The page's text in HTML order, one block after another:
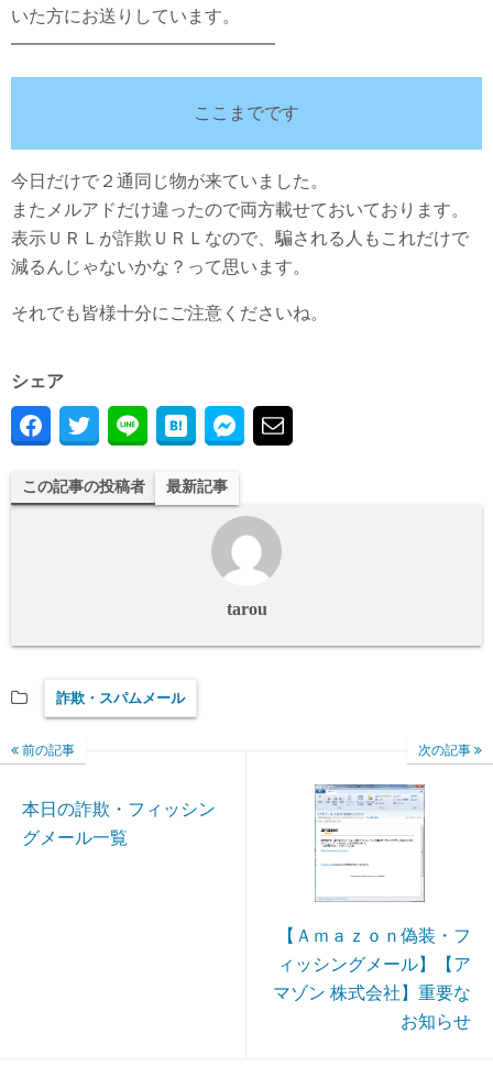
いた方にお送りしています。
━━━━━━━━━━━━━━━
ここまでです
今日だけで２通同じ物が来ていました。
またメルアドだけ違ったので両方載せておいております。
表示ＵＲＬが詐欺ＵＲＬなので、騙される人もこれだけで
減るんじゃないかな？って思います。
それでも皆様十分にご注意くださいね。
シェア
この記事の投稿者 最新記事
tarou
詐欺・スパムメール
前の記事
本日の詐欺・フィッシン
グメール一覧
次の記事
【Ａｍａｚｏｎ偽装・フ
ィッシングメール】【ア
マゾン 株式会社】重要な
お知らせ